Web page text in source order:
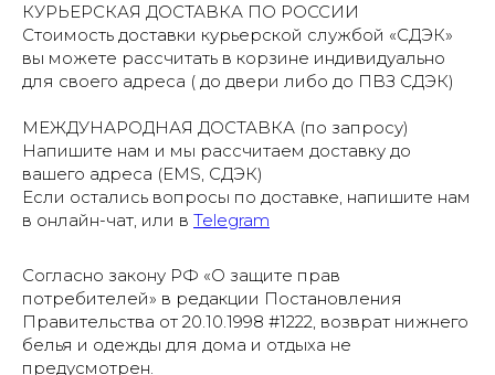
КУРЬЕРСКАЯ ДОСТАВКА ПО РОССИИ
Стоимость доставки курьерской службой «СДЭК»
вы можете рассчитать в корзине индивидуально
для своего адреса ( до двери либо до ПВЗ СДЭК)
МЕЖДУНАРОДНАЯ ДОСТАВКА (по запросу)
Напишите нам и мы рассчитаем доставку до
вашего адреса (EMS, СДЭК)
Если остались вопросы по доставке, напишите нам
в онлайн-чат, или в Telegram
Согласно закону РФ «О защите прав
потребителей» в редакции Постановления
Правительства от 20.10.1998 #1222, возврат нижнего
белья и одежды для дома и отдыха не
предусмотрен.